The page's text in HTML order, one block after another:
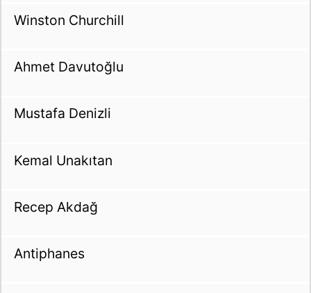
Winston Churchill
Ahmet Davutoğlu
Mustafa Denizli
Kemal Unakıtan
Recep Akdağ
Antiphanes